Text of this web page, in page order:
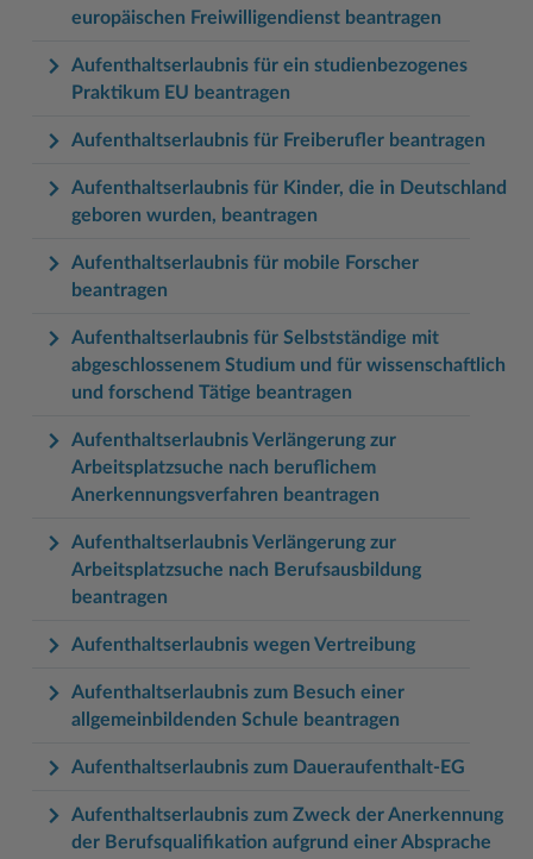
europäischen Freiwilligendienst beantragen
Aufenthaltserlaubnis für ein studienbezogenes
Praktikum EU beantragen
Aufenthaltserlaubnis für Freiberufler beantragen
Aufenthaltserlaubnis für Kinder, die in Deutschland
geboren wurden, beantragen
Aufenthaltserlaubnis für mobile Forscher
beantragen
Aufenthaltserlaubnis für Selbstständige mit
abgeschlossenem Studium und für wissenschaftlich
und forschend Tätige beantragen
Aufenthaltserlaubnis Verlängerung zur
Arbeitsplatzsuche nach beruflichem
Anerkennungsverfahren beantragen
Aufenthaltserlaubnis Verlängerung zur
Arbeitsplatzsuche nach Berufsausbildung
beantragen
Aufenthaltserlaubnis wegen Vertreibung
Aufenthaltserlaubnis zum Besuch einer
allgemeinbildenden Schule beantragen
Aufenthaltserlaubnis zum Daueraufenthalt-EG
Aufenthaltserlaubnis zum Zweck der Anerkennung
der Berufsqualifikation aufgrund einer Absprache